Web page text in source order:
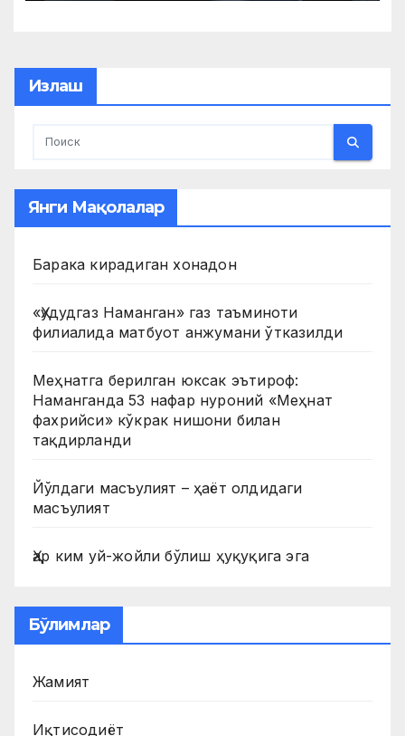
Излаш
Янги Мақолалар
Барака кирадиган хонадон
«Ҳудудгаз Наманган» газ таъминоти
филиалида матбуот анжумани ўтказилди
Меҳнатга берилган юксак эътироф:
Наманганда 53 нафар нуроний «Меҳнат
фахрийси» кўкрак нишони билан
тақдирланди
Йўлдаги масъулият – ҳаёт олдидаги
масъулият
Ҳар ким уй-жойли бўлиш ҳуқуқига эга
Бўлимлар
Жамият
Иқтисодиёт